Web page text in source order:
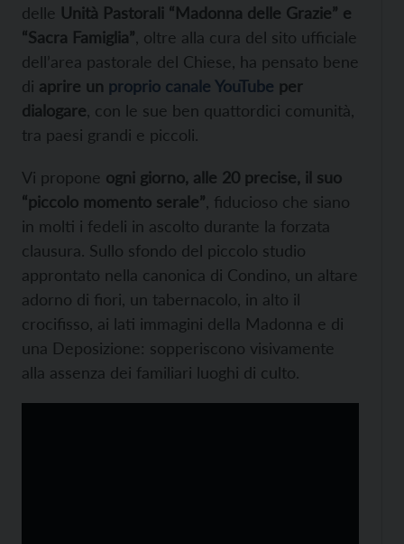
delle Unità Pastorali “Madonna delle Grazie” e
“Sacra Famiglia” , oltre alla cura del sito ufficiale
dell’area pastorale del Chiese, ha pensato bene
di aprire un proprio canale YouTube per
dialogare , con le sue ben quattordici comunità,
tra paesi grandi e piccoli.
Vi propone ogni giorno, alle 20 precise, il suo
“piccolo momento serale” , fiducioso che siano
in molti i fedeli in ascolto durante la forzata
clausura. Sullo sfondo del piccolo studio
approntato nella canonica di Condino, un altare
adorno di fiori, un tabernacolo, in alto il
crocifisso, ai lati immagini della Madonna e di
una Deposizione: sopperiscono visivamente
alla assenza dei familiari luoghi di culto.